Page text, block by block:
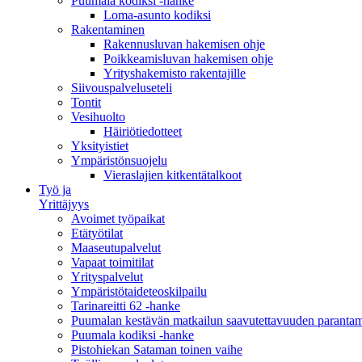
Loma-asunto kodiksi
Rakentaminen
Rakennusluvan hakemisen ohje
Poikkeamisluvan hakemisen ohje
Yrityshakemisto rakentajille
Siivouspalveluseteli
Tontit
Vesihuolto
Häiriötiedotteet
Yksityistiet
Ympäristönsuojelu
Vieraslajien kitkentätalkoot
Työ ja
Yrittäjyys
Avoimet työpaikat
Etätyötilat
Maaseutupalvelut
Vapaat toimitilat
Yrityspalvelut
Ympäristötaideteoskilpailu
Tarinareitti 62 -hanke
Puumalan kestävän matkailun saavutettavuuden
Puumala kodiksi -hanke
Pistohiekan Sataman toinen vaihe